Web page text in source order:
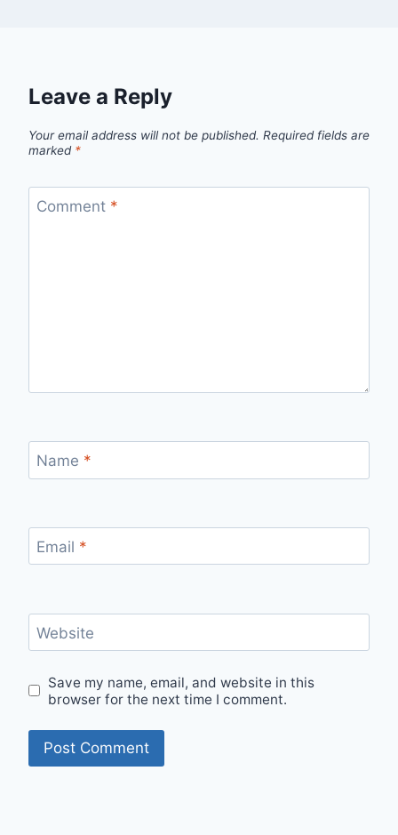
Leave a Reply
Your email address will not be published. Required fields are
marked *
Comment *
Name *
Email *
Website
Save my name, email, and website in this
browser for the next time I comment.